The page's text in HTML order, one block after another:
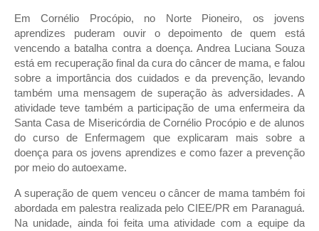
Em Cornélio Procópio, no Norte Pioneiro, os jovens
aprendizes puderam ouvir o depoimento de quem está
vencendo a batalha contra a doença. Andrea Luciana Souza
está em recuperação final da cura do câncer de mama, e falou
sobre a importância dos cuidados e da prevenção, levando
também uma mensagem de superação às adversidades. A
atividade teve também a participação de uma enfermeira da
Santa Casa de Misericórdia de Cornélio Procópio e de alunos
do curso de Enfermagem que explicaram mais sobre a
doença para os jovens aprendizes e como fazer a prevenção
por meio do autoexame.
A superação de quem venceu o câncer de mama também foi
abordada em palestra realizada pelo CIEE/PR em Paranaguá.
Na unidade, ainda foi feita uma atividade com a equipe da